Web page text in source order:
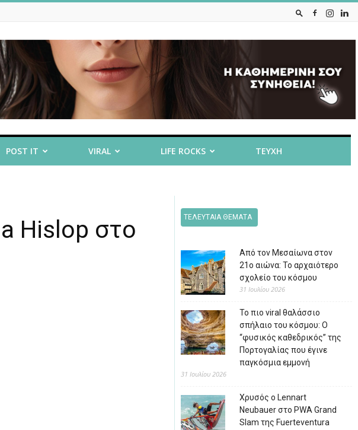
POST IT VIRAL LIFE ROCKS ΤΕΥΧΗ
Hislop στο
ΤΕΛΕΥΤΑΙΑ ΘΕΜΑΤΑ
Από τον Μεσαίωνα στον
21ο αιώνα: Το αρχαιότερο
σχολείο του κόσμου
31 Ιουλίου 2026
Το πιο viral θαλάσσιο
σπήλαιο του κόσμου: Ο
“φυσικός καθεδρικός” της
Πορτογαλίας που έγινε
παγκόσμια εμμονή
31 Ιουλίου 2026
Χρυσός ο Lennart
Neubauer στο PWA Grand
Slam της Fuerteventura